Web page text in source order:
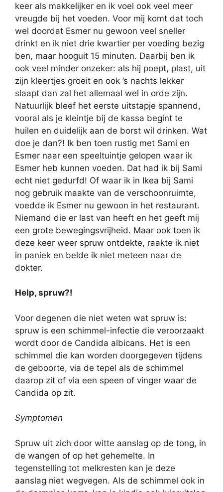
keer als makkelijker en ik voel ook veel meer
vreugde bij het voeden. Voor mij komt dat toch
wel doordat Esmer nu gewoon veel sneller
drinkt en ik niet drie kwartier per voeding bezig
ben, maar hooguit 15 minuten. Daarbij ben ik
ook veel minder onzeker: als hij poept, plast, uit
zijn kleertjes groeit en ook ’s nachts lekker
slaapt dan zal het allemaal wel in orde zijn.
Natuurlijk bleef het eerste uitstapje spannend,
vooral als je kleintje bij de kassa begint te
huilen en duidelijk aan de borst wil drinken. Wat
doe je dan?! Ik ben toen rustig met Sami en
Esmer naar een speeltuintje gelopen waar ik
Esmer heb kunnen voeden. Dat had ik bij Sami
echt niet gedurfd! Of waar ik in Ikea bij Sami
nog gebruik maakte van de verschoonruimte,
voedde ik Esmer nu gewoon in het restaurant.
Niemand die er last van heeft en het geeft mij
een grote bewegingsvrijheid. Maar ook toen ik
deze keer weer spruw ontdekte, raakte ik niet
in paniek en belde ik niet meteen naar de
dokter.
Help, spruw?!
Voor degenen die niet weten wat spruw is:
spruw is een schimmel-infectie die veroorzaakt
wordt door de Candida albicans. Het is een
schimmel die kan worden doorgegeven tijdens
de geboorte, via de tepel als de schimmel
daarop zit of via een speen of vinger waar de
Candida op zit.
Symptomen
Spruw uit zich door witte aanslag op de tong, in
de wangen of op het gehemelte. In
tegenstelling tot melkresten kan je deze
aanslag niet wegvegen. Als de schimmel ook in